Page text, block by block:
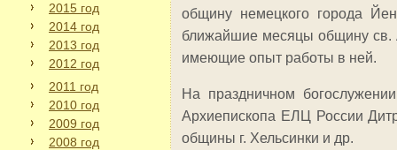
2015 год
2014 год
2013 год
2012 год
2011 год
2010 год
2009 год
2008 год
общину немецкого города
ближайшие месяцы общину св.
имеющие опыт работы в ней.
На праздничном
Архиепископа ЕЛЦ России
общины г. Хельсинки и др.